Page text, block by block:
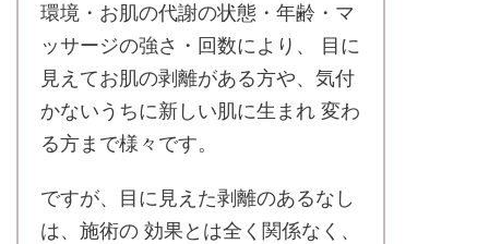
環境・お肌の代謝の状態・年齢・マ
ッサージの強さ・回数により、 目に
見えてお肌の剥離がある方や、気付
かないうちに新しい肌に生まれ 変わ
る方まで様々です。
ですが、目に見えた剥離のあるなし
は、施術の 効果とは全く関係なく、